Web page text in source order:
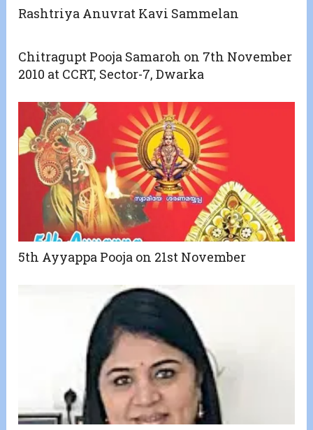
Rashtriya Anuvrat Kavi Sammelan
Chitragupt Pooja Samaroh on 7th November
2010 at CCRT, Sector-7, Dwarka
5th Ayyappa Pooja on 21st November